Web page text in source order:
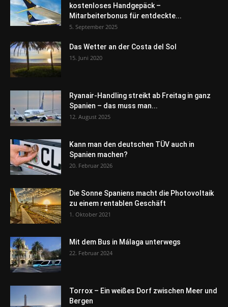
kostenloses Handgepäck –
Mitarbeiterbonus für entdeckte...
5. September 2025
Das Wetter an der Costa del Sol
15. Juni 2020
Ryanair-Handling streikt ab Freitag in ganz
Spanien – das muss man...
12. August 2025
Kann man den deutschen TÜV auch in
Spanien machen?
20. Februar 2026
Die Sonne Spaniens macht die Photovoltaik
zu einem rentablen Geschäft
1. Oktober 2021
Mit dem Bus in Málaga unterwegs
22. Februar 2024
Torrox – Ein weißes Dorf zwischen Meer und
Bergen